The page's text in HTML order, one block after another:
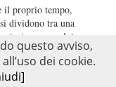
il proprio tempo,
dividono tra una
assoluto.
due approcci – del [...]
questo avviso,
dei cookie.